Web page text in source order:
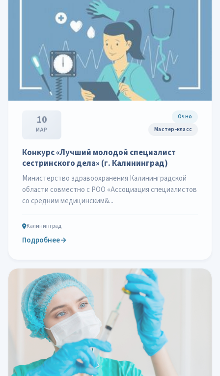
10
МАР
Очно
Мастер-класс
Конкурс «Лучший молодой специалист
сестринского дела» (г. Калининград)
Министерство здравоохранения Калининградской
области совместно с РОО «Ассоциация специалистов
со средним медицинским&...
Калининград
Подробнее→